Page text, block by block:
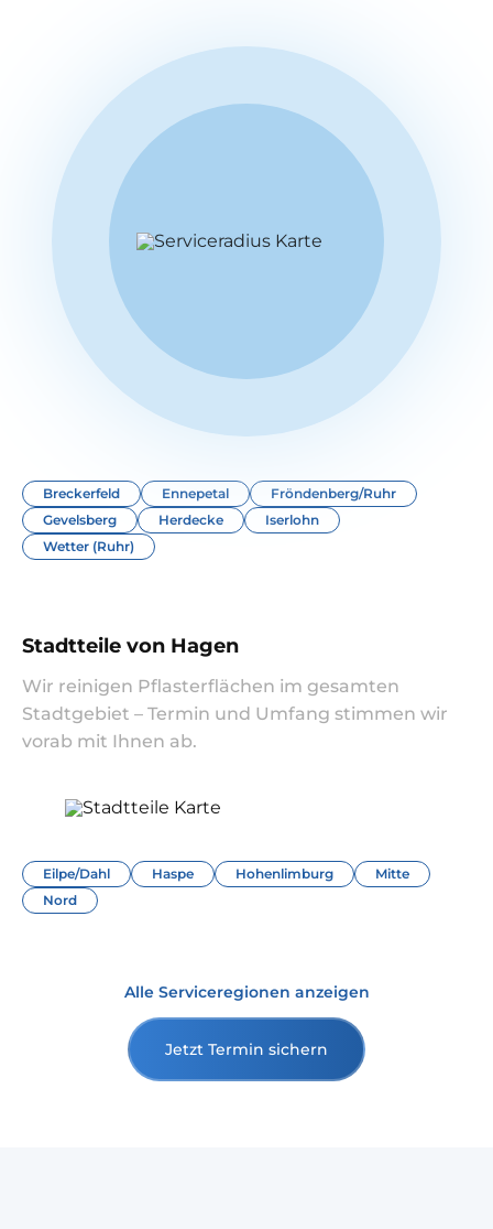
Breckerfeld Ennepetal
Fröndenberg/Ruhr
Gevelsberg
Herdecke
Iserlohn
Wetter (Ruhr)
Stadtteile von Hagen
Wir reinigen Pflasterflächen im gesamten
Stadtgebiet – Termin und Umfang stimmen wir
vorab mit Ihnen ab.
Eilpe/Dahl Haspe Hohenlimburg
Mitte
Nord
Alle Serviceregionen anzeigen
Jetzt Termin sichern